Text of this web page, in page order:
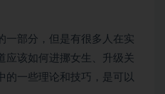
一部分，但是有很多人在实
应该如何进挪女生、升级关
的一些理论和技巧，是可以